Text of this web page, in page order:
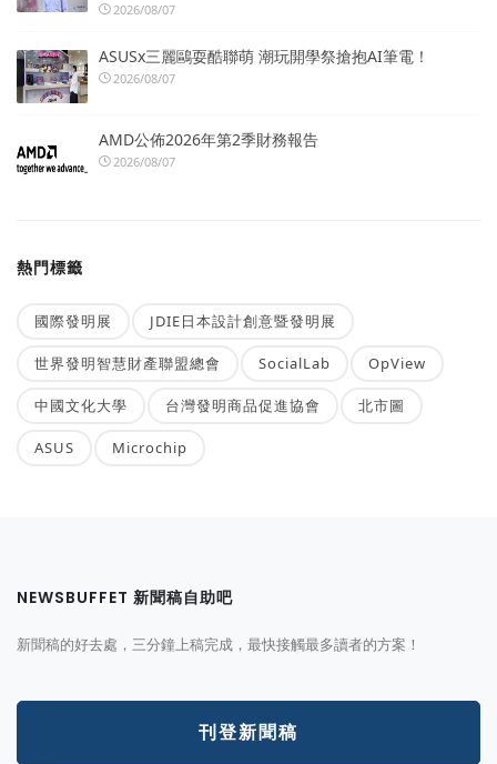
2026/08/07
ASUSx三麗鷗耍酷聯萌 潮玩開學祭搶抱AI筆電！
2026/08/07
AMD公佈2026年第2季財務報告
2026/08/07
熱門標籤
國際發明展 JDIE日本設計創意暨發明展
世界發明智慧財產聯盟總會 SocialLab OpView
中國文化大學 台灣發明商品促進協會 北市圖
ASUS Microchip
NEWSBUFFET 新聞稿自助吧
新聞稿的好去處，三分鐘上稿完成，最快接觸最多讀者的方案！
刊登新聞稿